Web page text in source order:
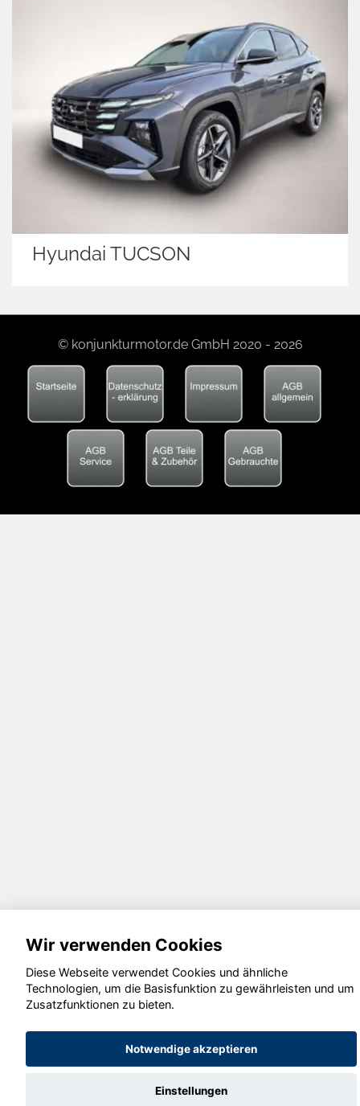
Hyundai TUCSON
© konjunkturmotor.de GmbH 2020 - 2026
Wir verwenden Cookies
Diese Webseite verwendet Cookies und ähnliche
Technologien, um die Basisfunktion zu gewährleisten und um
Zusatzfunktionen zu bieten.
Notwendige akzeptieren
Einstellungen